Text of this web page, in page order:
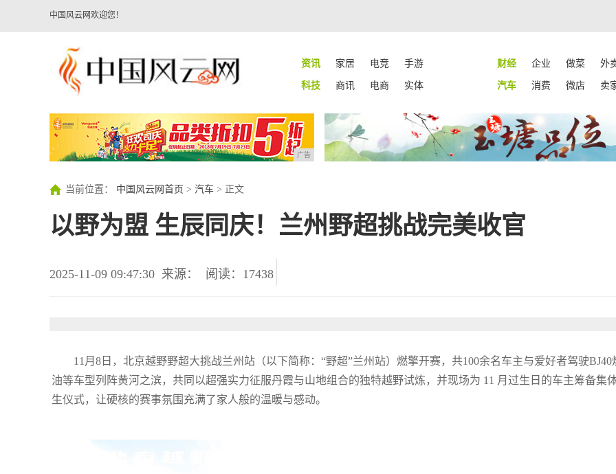
中国风云网欢迎您！
资讯 家居 电竞 手游 财经 企业 做菜 外
科技
商讯 电商 实体 汽车 消费 微店 卖
广告
当前位置： 中国风云网首页 > 汽车 > 正文
以野为盟 生辰同庆！兰州野超挑战完美收官
2025-11-09 09:47:30 来源： 阅读：17438
11月8日，北京越野野超大挑战兰州站（以下简称：“野超”兰州站）燃擎开赛，共100余名车主与爱好者驾驶BJ40
油等车型列阵黄河之滨，共同以超强实力征服丹霞与山地组合的独特越野试炼，并现场为 11 月过生日的车主筹备集
生仪式，让硬核的赛事氛围充满了家人般的温暖与感动。